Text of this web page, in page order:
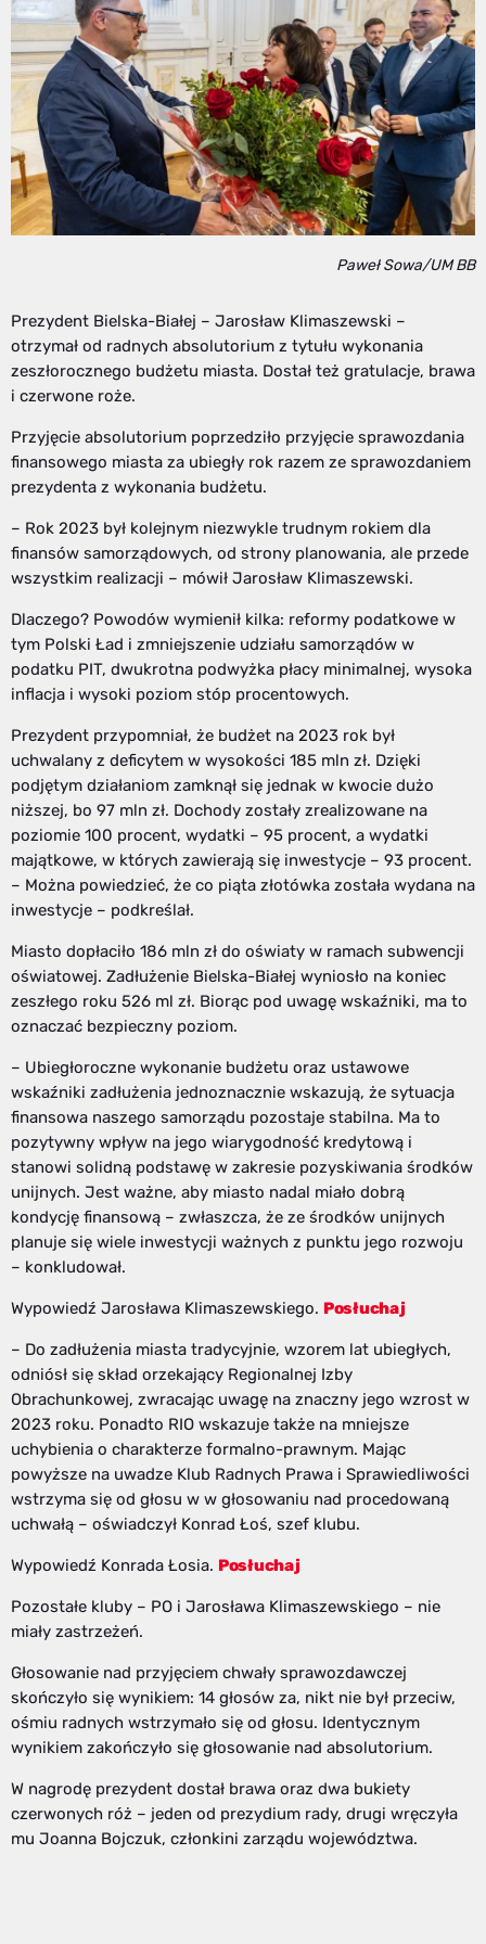
Paweł Sowa/UM BB
Prezydent Bielska-Białej – Jarosław Klimaszewski –
otrzymał od radnych absolutorium z tytułu wykonania
zeszłorocznego budżetu miasta. Dostał też gratulacje, brawa
i czerwone roże.
Przyjęcie absolutorium poprzedziło przyjęcie sprawozdania
finansowego miasta za ubiegły rok razem ze sprawozdaniem
prezydenta z wykonania budżetu.
– Rok 2023 był kolejnym niezwykle trudnym rokiem dla
finansów samorządowych, od strony planowania, ale przede
wszystkim realizacji – mówił Jarosław Klimaszewski.
Dlaczego? Powodów wymienił kilka: reformy podatkowe w
tym Polski Ład i zmniejszenie udziału samorządów w
podatku PIT, dwukrotna podwyżka płacy minimalnej, wysoka
inflacja i wysoki poziom stóp procentowych.
Prezydent przypomniał, że budżet na 2023 rok był
uchwalany z deficytem w wysokości 185 mln zł. Dzięki
podjętym działaniom zamknął się jednak w kwocie dużo
niższej, bo 97 mln zł. Dochody zostały zrealizowane na
poziomie 100 procent, wydatki – 95 procent, a wydatki
majątkowe, w których zawierają się inwestycje – 93 procent.
– Można powiedzieć, że co piąta złotówka została wydana na
inwestycje – podkreślał.
Miasto dopłaciło 186 mln zł do oświaty w ramach subwencji
oświatowej. Zadłużenie Bielska-Białej wyniosło na koniec
zeszłego roku 526 ml zł. Biorąc pod uwagę wskaźniki, ma to
oznaczać bezpieczny poziom.
– Ubiegłoroczne wykonanie budżetu oraz ustawowe
wskaźniki zadłużenia jednoznacznie wskazują, że sytuacja
finansowa naszego samorządu pozostaje stabilna. Ma to
pozytywny wpływ na jego wiarygodność kredytową i
stanowi solidną podstawę w zakresie pozyskiwania środków
unijnych. Jest ważne, aby miasto nadal miało dobrą
kondycję finansową – zwłaszcza, że ze środków unijnych
planuje się wiele inwestycji ważnych z punktu jego rozwoju
– konkludował.
Wypowiedź Jarosława Klimaszewskiego. Posłuchaj
– Do zadłużenia miasta tradycyjnie, wzorem lat ubiegłych,
odniósł się skład orzekający Regionalnej Izby
Obrachunkowej, zwracając uwagę na znaczny jego wzrost w
2023 roku. Ponadto RIO wskazuje także na mniejsze
uchybienia o charakterze formalno-prawnym. Mając
powyższe na uwadze Klub Radnych Prawa i Sprawiedliwości
wstrzyma się od głosu w w głosowaniu nad procedowaną
uchwałą – oświadczył Konrad Łoś, szef klubu.
Wypowiedź Konrada Łosia. Posłuchaj
Pozostałe kluby – PO i Jarosława Klimaszewskiego – nie
miały zastrzeżeń.
Głosowanie nad przyjęciem chwały sprawozdawczej
skończyło się wynikiem: 14 głosów za, nikt nie był przeciw,
ośmiu radnych wstrzymało się od głosu. Identycznym
wynikiem zakończyło się głosowanie nad absolutorium.
W nagrodę prezydent dostał brawa oraz dwa bukiety
czerwonych róż – jeden od prezydium rady, drugi wręczyła
mu Joanna Bojczuk, członkini zarządu województwa.